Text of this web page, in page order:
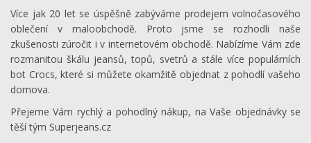
Více jak 20 let se úspěšně zabýváme prodejem volnočasového
oblečení v maloobchodě. Proto jsme se rozhodli naše
zkušenosti zúročit i v internetovém obchodě. Nabízíme Vám zde
rozmanitou škálu jeansů, topů, svetrů a stále více populárních
bot Crocs, které si můžete okamžitě objednat z pohodlí vašeho
domova.
Přejeme Vám rychlý a pohodlný nákup, na Vaše objednávky se
těší tým Superjeans.cz